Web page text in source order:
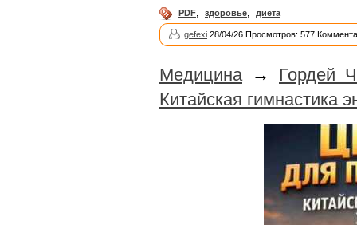
PDF здоровье диета
gefexi 28/04/26 Просмотров: 577
Медицина → Гордей
Китайская гимнастика